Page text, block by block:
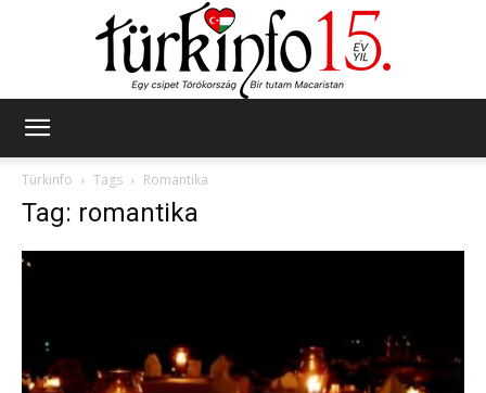
Türkinfo
Tags Romantika
Tag: romantika